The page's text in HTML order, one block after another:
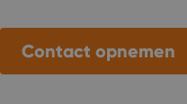
Contact opnemen